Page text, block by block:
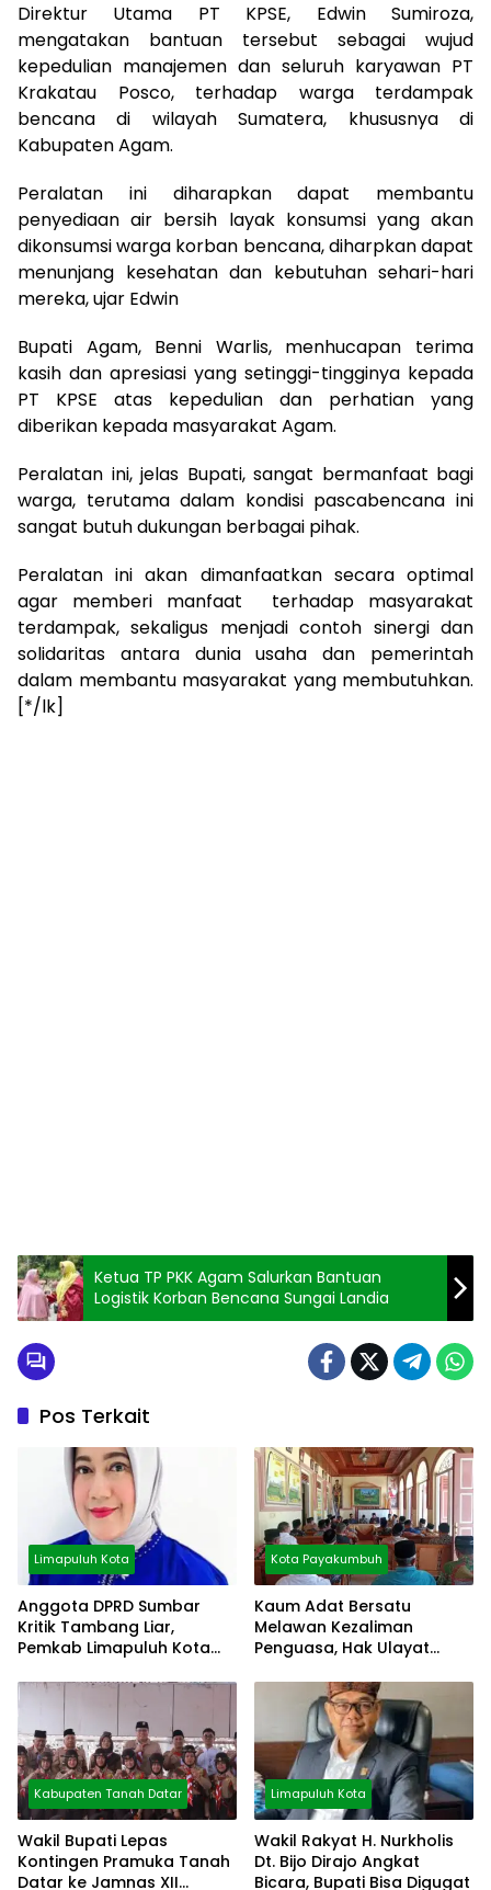
Direktur Utama PT KPSE, Edwin Sumiroza,
mengatakan bantuan tersebut sebagai wujud
kepedulian manajemen dan seluruh karyawan PT
Krakatau Posco, terhadap warga terdampak
bencana di wilayah Sumatera, khususnya di
Kabupaten Agam.
Peralatan ini diharapkan dapat membantu
penyediaan air bersih layak konsumsi yang akan
dikonsumsi warga korban bencana, diharpkan dapat
menunjang kesehatan dan kebutuhan sehari-hari
mereka, ujar Edwin
Bupati Agam, Benni Warlis, menhucapan terima
kasih dan apresiasi yang setinggi-tingginya kepada
PT KPSE atas kepedulian dan perhatian yang
diberikan kepada masyarakat Agam.
Peralatan ini, jelas Bupati, sangat bermanfaat bagi
warga, terutama dalam kondisi pascabencana ini
sangat butuh dukungan berbagai pihak.
Peralatan ini akan dimanfaatkan secara optimal
agar memberi manfaat terhadap masyarakat
terdampak, sekaligus menjadi contoh sinergi dan
solidaritas antara dunia usaha dan pemerintah
dalam membantu masyarakat yang membutuhkan.
[*/lk]
Ketua TP PKK Agam Salurkan Bantuan
Logistik Korban Bencana Sungai Landia
Pos Terkait
Limapuluh Kota
Anggota DPRD Sumbar
Kritik Tambang Liar,
Pemkab Limapuluh Kota
Kota Payakumbuh
Kaum Adat Bersatu
Melawan Kezaliman
Penguasa, Hak Ulayat
Kabupaten Tanah Datar
Wakil Bupati Lepas
Kontingen Pramuka Tanah
Datar ke Jamnas XII
Limapuluh Kota
Wakil Rakyat H. Nurkholis
Dt. Bijo Dirajo Angkat
Bicara, Bupati Bisa Digugat